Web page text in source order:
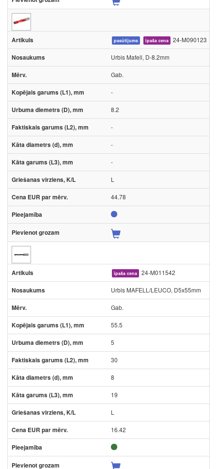
pasūtījums īpaša cena 24-M090123
Urbis Mafell, D-8.2mm
Gab.
-
8.2
-
-
-
L
44.78
īpaša cena 24-M011542
Urbis MAFELL/LEUCO, D5x55mm
Gab.
55.5
5
30
8
19
L
16.42